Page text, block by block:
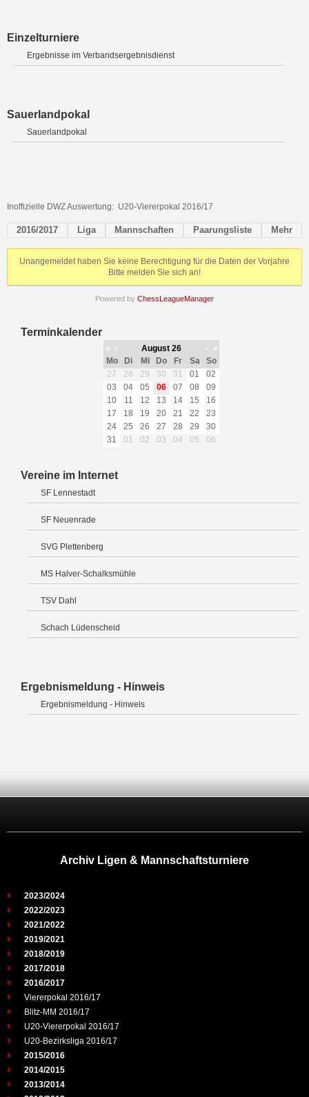
Einzelturniere
Ergebnisse im Verbandsergebnisdienst
Sauerlandpokal
Sauerlandpokal
Inoffizielle DWZ Auswertung: U20-Viererpokal 2016/17
2016/2017 Liga Mannschaften Paarungsliste Mehr
Unangemeldet haben Sie keine Berechtigung für die Daten der Vorjahre
Bitte melden Sie sich an!
Powered by ChessLeagueManager
Terminkalender
« ‹ August 26 ›
»
Mo
Di Mi Do Fr Sa
So
27
28 29 30 31 01
02
03
04 05 06 07 08
09
10
11 12 13 14 15
16
17
18 19 20 21 22
23
24
25 26 27 28 29
30
31
01 02 03 04 05 06
Vereine im Internet
SF Lennestadt
SF Neuenrade
SVG Plettenberg
MS Halver-Schalksmühle
TSV Dahl
Schach Lüdenscheid
Ergebnismeldung - Hinweis
Ergebnismeldung - Hinweis
Archiv Ligen & Mannschaftsturniere
2023/2024
2022/2023
2021/2022
2019/2021
2018/2019
2017/2018
2016/2017
Viererpokal 2016/17
Blitz-MM 2016/17
U20-Viererpokal 2016/17
U20-Bezirksliga 2016/17
2015/2016
2014/2015
2013/2014